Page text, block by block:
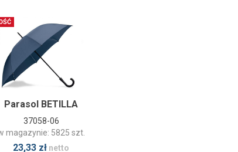
Parasol BETILLA
37058-06
magazynie: 5825 szt.
23,33 zł netto